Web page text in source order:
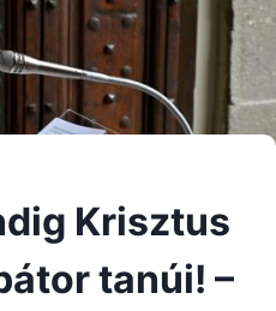
Krisztus
tanúi! –